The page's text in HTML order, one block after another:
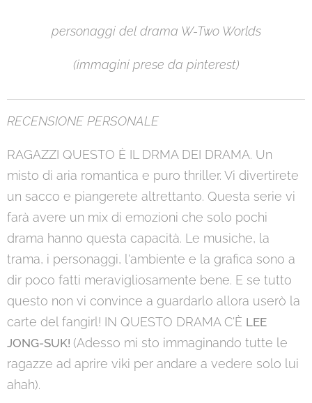
personaggi del drama W-Two Worlds
(immagini prese da pinterest)
RECENSIONE PERSONALE
RAGAZZI QUESTO È IL DRMA DEI DRAMA. Un
misto di aria romantica e puro thriller. Vi divertirete
un sacco e piangerete altrettanto. Questa serie vi
farà avere un mix di emozioni che solo pochi
drama hanno questa capacità. Le musiche, la
trama, i personaggi, l'ambiente e la grafica sono a
dir poco fatti meravigliosamente bene. E se tutto
questo non vi convince a guardarlo allora userò la
carte del fangirl! IN QUESTO DRAMA C'È LEE
JONG-SUK! (Adesso mi sto immaginando tutte le
ragazze ad aprire viki per andare a vedere solo lui
ahah).